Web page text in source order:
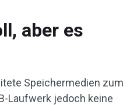
aber es
Speichermedien zum
Laufwerk jedoch keine